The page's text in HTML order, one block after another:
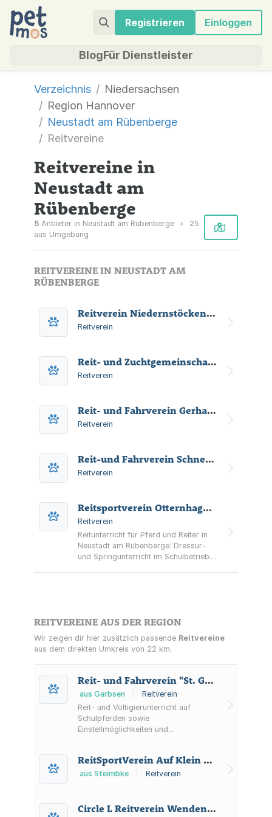
Registrieren Einloggen
BlogFür Dienstleister
Verzeichnis
Niedersachsen
Region Hannover
Neustadt am Rübenberge
Reitvereine
Reitvereine in
Neustadt am
Rübenberge
5 Anbieter in Neustadt am Rübenberge +
25
aus Umgebung
REITVEREINE IN NEUSTADT AM
RÜBENBERGE
Reitverein Niedernstöcken e. V.
Reitverein
Reit- und Zuchtgemeinschaft Unter dem Mühlenberge e.V.
Reitverein
Reit- und Fahrverein Gerhard v. Scharnhorst - Bordenau e. V.
Reitverein
Reit-und Fahrverein Schneeren e.V.
Reitverein
Reitsportverein Otternhagen e.V.
Reitverein
Reitunterricht für Pferd und Reiter in
Neustadt am Rübenberge: Dressur-
und Springunterricht im Schulbetrieb
REITVEREINE AUS DER REGION
Wir zeigen dir hier zusätzlich passende Reitvereine
aus dem direkten Umkreis von 22 km.
Reit- und Fahrverein "St. Georg" Osterwald und Umgebung e.V.
aus Garbsen
Reitverein
Reit- und Voltigierunterricht auf
Schulpferden sowie
Einstellmöglichkeiten und
Vereinsleben, Lehrgängen und
Turnierveranstaltungen.
ReitSportVerein Auf Klein Varlingen e.V.
aus Steimbke Reitverein
Circle L Reitverein Wenden e.V.